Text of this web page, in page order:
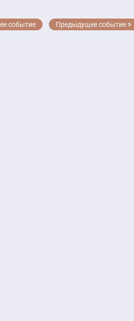
событие Предыдущее событие